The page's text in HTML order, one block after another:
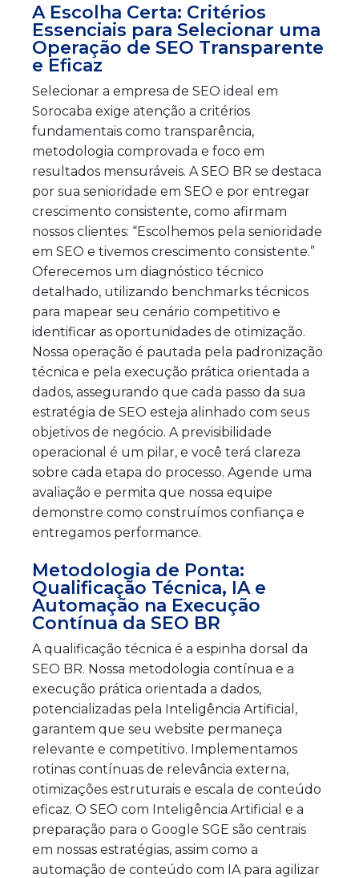
A Escolha Certa: Critérios
Essenciais para Selecionar uma
Operação de SEO Transparente
e Eficaz
Selecionar a empresa de SEO ideal em
Sorocaba exige atenção a critérios
fundamentais como transparência,
metodologia comprovada e foco em
resultados mensuráveis. A SEO BR se destaca
por sua senioridade em SEO e por entregar
crescimento consistente, como afirmam
nossos clientes: “Escolhemos pela senioridade
em SEO e tivemos crescimento consistente.”
Oferecemos um diagnóstico técnico
detalhado, utilizando benchmarks técnicos
para mapear seu cenário competitivo e
identificar as oportunidades de otimização.
Nossa operação é pautada pela padronização
técnica e pela execução prática orientada a
dados, assegurando que cada passo da sua
estratégia de SEO esteja alinhado com seus
objetivos de negócio. A previsibilidade
operacional é um pilar, e você terá clareza
sobre cada etapa do processo. Agende uma
avaliação e permita que nossa equipe
demonstre como construímos confiança e
entregamos performance.
Metodologia de Ponta:
Qualificação Técnica, IA e
Automação na Execução
Contínua da SEO BR
A qualificação técnica é a espinha dorsal da
SEO BR. Nossa metodologia contínua e a
execução prática orientada a dados,
potencializadas pela Inteligência Artificial,
garantem que seu website permaneça
relevante e competitivo. Implementamos
rotinas contínuas de relevância externa,
otimizações estruturais e escala de conteúdo
eficaz. O SEO com Inteligência Artificial e a
preparação para o Google SGE são centrais
em nossas estratégias, assim como a
automação de conteúdo com IA para agilizar